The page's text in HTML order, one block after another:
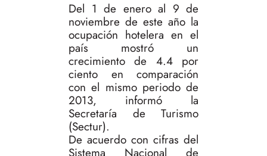
Del 1 de enero al 9 de
noviembre de este año la
ocupación hotelera en el
país mostró un
crecimiento de 4.4 por
ciento en comparación
con el mismo periodo de
2013, informó la
Secretaría de Turismo
(Sectur).
De acuerdo con cifras del